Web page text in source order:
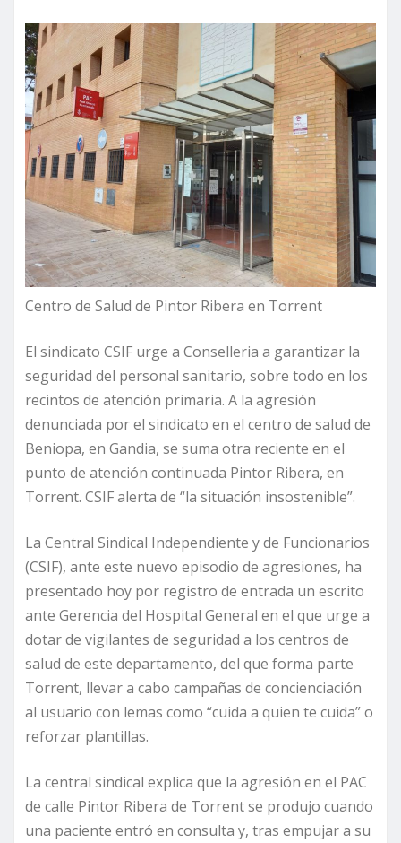
Centro de Salud de Pintor Ribera en Torrent
El sindicato CSIF urge a Conselleria a garantizar la
seguridad del personal sanitario, sobre todo en los
recintos de atención primaria. A la agresión
denunciada por el sindicato en el centro de salud de
Beniopa, en Gandia, se suma otra reciente en el
punto de atención continuada Pintor Ribera, en
Torrent. CSIF alerta de “la situación insostenible”.
La Central Sindical Independiente y de Funcionarios
(CSIF), ante este nuevo episodio de agresiones, ha
presentado hoy por registro de entrada un escrito
ante Gerencia del Hospital General en el que urge a
dotar de vigilantes de seguridad a los centros de
salud de este departamento, del que forma parte
Torrent, llevar a cabo campañas de concienciación
al usuario con lemas como “cuida a quien te cuida” o
reforzar plantillas.
La central sindical explica que la agresión en el PAC
de calle Pintor Ribera de Torrent se produjo cuando
una paciente entró en consulta y, tras empujar a su